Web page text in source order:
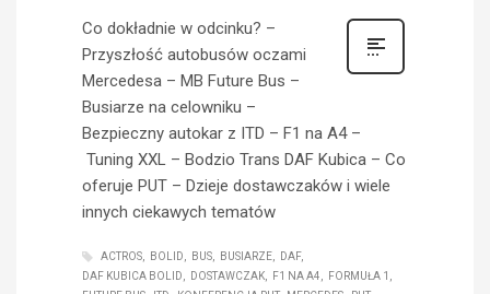
Co dokładnie w odcinku? –
Przyszłość autobusów oczami
Mercedesa – MB Future Bus –
Busiarze na celowniku –
Bezpieczny autokar z ITD – F1 na A4 –
Tuning XXL – Bodzio Trans DAF Kubica – Co
oferuje PUT – Dzieje dostawczaków i wiele
innych ciekawych tematów
ACTROS BOLID BUS BUSIARZE
DAF
DAF KUBICA BOLID
DOSTAWCZAK F1 NA A4
FORMUŁA 1